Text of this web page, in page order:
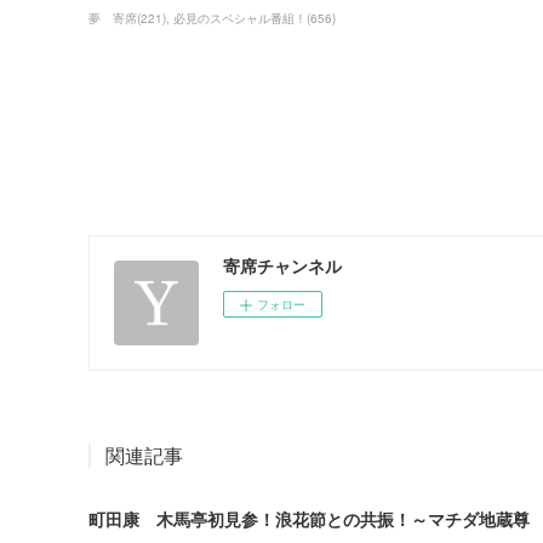
夢 寄席(221) 必見のスペシャル番組！ (656)
寄席チャンネル
フォロー
関連記事
町田康 木馬亭初見参！浪花節との共振！～マチダ地蔵